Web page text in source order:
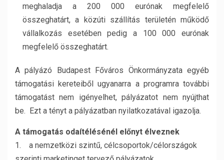
meghaladja a 200 000 eurónak megfelelő
összeghatárt, a közúti szállítás területén működő
vállalkozás esetében pedig a 100 000 eurónak
megfelelő összeghatárt.
A pályázó Budapest Főváros Önkormányzata egyéb
támogatási kereteiből ugyanarra a programra további
támogatást nem igényelhet, pályázatot nem nyújthat
be. Ezt a tényt a pályázatban nyilatkozatával igazolja.
A támogatás odaítélésénél előnyt élveznek
1. a nemzetközi szintű, célcsoportok/célországok